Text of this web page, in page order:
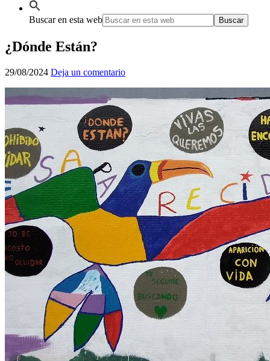
Buscar en esta web
¿Dónde Están?
29/08/2024 Deja un comentario